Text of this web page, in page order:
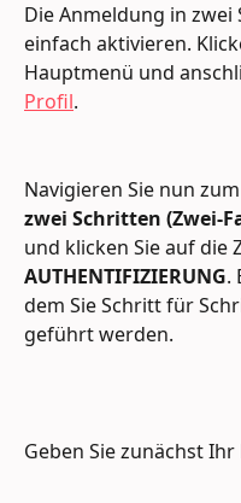
Die Anmeldung in
einfach aktivieren.
Hauptmenü und
Profil.
Navigieren Sie nun
zwei Schritten (Zwei-
und klicken Sie auf die
AUTHENTIFIZIERUNG.
dem Sie Schritt für
geführt werden.
Geben Sie zunächst Ihr